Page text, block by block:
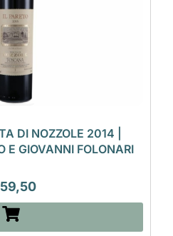
DI NOZZOLE 2014 |
E GIOVANNI FOLONARI
59,50